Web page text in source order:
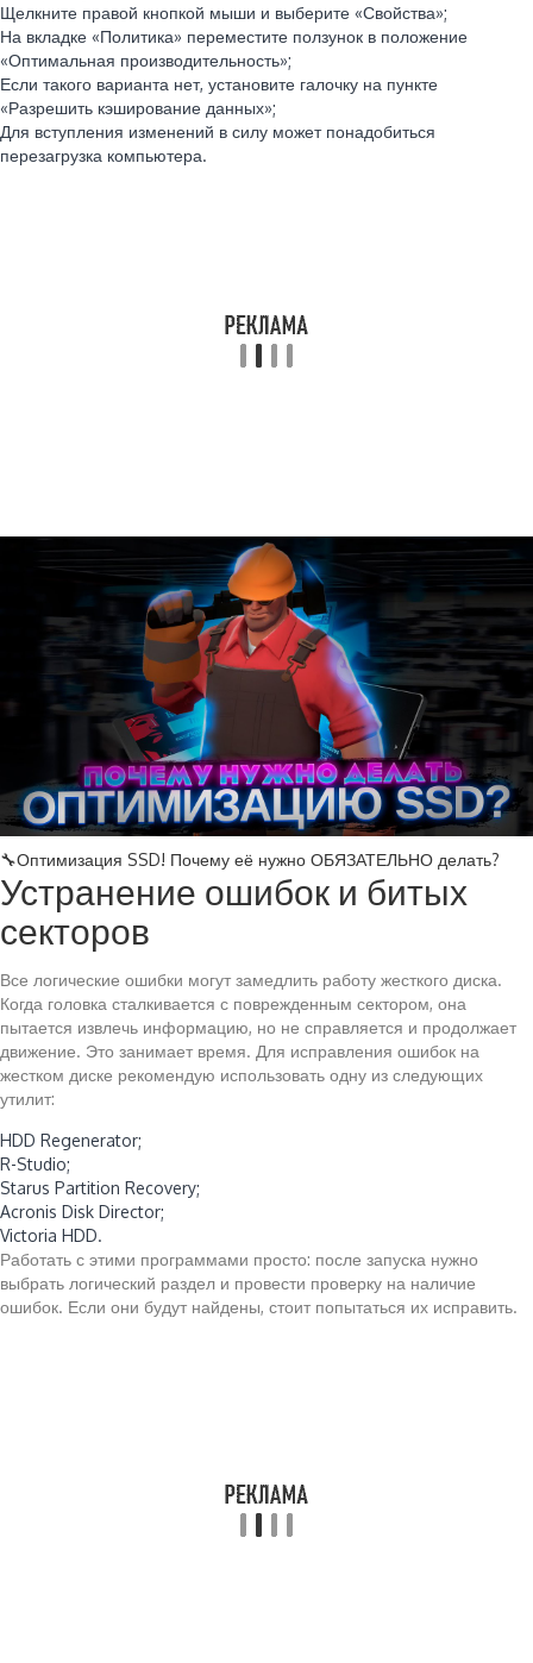
Щелкните правой кнопкой мыши и выберите «Свойства»;
На вкладке «Политика» переместите ползунок в положение
«Оптимальная производительность»;
Если такого варианта нет, установите галочку на пункте
«Разрешить кэширование данных»;
Для вступления изменений в силу может понадобиться
перезагрузка компьютера.
🔧Оптимизация SSD! Почему её нужно ОБЯЗАТЕЛЬНО делать?
Устранение ошибок и битых
секторов
Все логические ошибки могут замедлить работу жесткого диска.
Когда головка сталкивается с поврежденным сектором, она
пытается извлечь информацию, но не справляется и продолжает
движение. Это занимает время. Для исправления ошибок на
жестком диске рекомендую использовать одну из следующих
утилит:
HDD Regenerator;
R-Studio;
Starus Partition Recovery;
Acronis Disk Director;
Victoria HDD.
Работать с этими программами просто: после запуска нужно
выбрать логический раздел и провести проверку на наличие
ошибок. Если они будут найдены, стоит попытаться их исправить.